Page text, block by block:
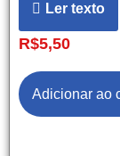
Ler texto
R$5,50
Adicionar ao